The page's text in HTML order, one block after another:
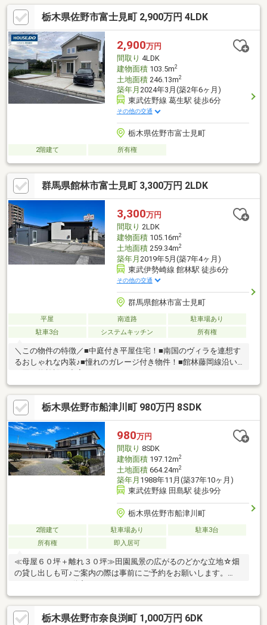
ます！内覧時に、無料相談・お見積りも物件ごとに作成可能！！
オウチ探しも、リフォームも一緒に相談できます！＼弊社には、
『きつね隊』・『ゴリラ隊』という無料かけつけサービスの仕組
みが、整っています♪／住んでからのお家トラブル、緊急対応も承
っております♪お家のこと、すべて木ノ葉プランニングにお任せく
ださい＾＾
栃木県佐野市富士見町 2,900万円 4LDK
2,900万円
間取り 4LDK
建物面積103.5m2
土地面積246.13m2
築年月 2024年3月(築2年6ヶ月)
東武佐野線 葛生駅 徒歩6分
その他の交通
栃木県佐野市富士見町
2階建て 所有権
群馬県館林市富士見町 3,300万円 2LDK
3,300万円
間取り 2LDK
建物面積105.16m2
土地面積259.34m2
築年月 2019年5月(築7年4ヶ月)
東武伊勢崎線 館林駅 徒歩6分
その他の交通
群馬県館林市富士見町
平屋 南道路
駐車場あり
駐車3台
システムキッチン 所有権
＼この物件の特徴／■中庭付き平屋住宅！■南国のヴィラを連想す
るおしゃれな内装♪■憧れのガレージ付き物件！■館林藤岡線沿い
で買い物施設も充実♪
栃木県佐野市船津川町 980万円 8SDK
980万円
間取り 8SDK
建物面積197.12m2
土地面積664.24m2
築年月 1988年11月(築37年10ヶ月)
東武佐野線 田島駅 徒歩9分
栃木県佐野市船津川町
2階建て 駐車場あり
駐車3台
所有権
即入居可
≪母屋６０坪＋離れ３０坪≫田園風景の広がるのどかな立地☆畑
の貸し出しも可♪ご案内の際は事前にご予約をお願いします。
栃木県佐野市奈良渕町 1,000万円 6DK